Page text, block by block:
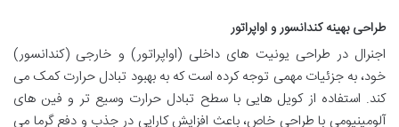
طراحی بهینه کندانسور و اواپراتور
اجنرال در طراحی یونیت های داخلی (اواپراتور) و خارجی (کندانسور)
خود، به جزئیات مهمی توجه کرده است که به بهبود تبادل حرارت کمک می
کند. استفاده از کویل هایی با سطح تبادل حرارت وسیع تر و فین های
آلومینیومی با طراحی خاص، باعث افزایش کارایی در جذب و دفع گرما می